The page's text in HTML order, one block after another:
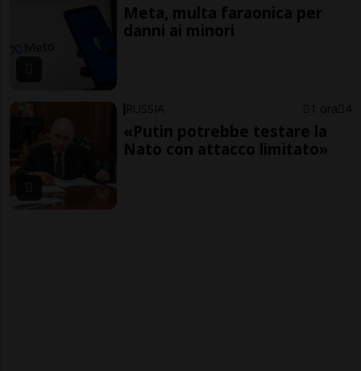
Meta, multa faraonica per
danni ai minori
RUSSIA 1 ora 4
«Putin potrebbe testare la
Nato con attacco limitato»